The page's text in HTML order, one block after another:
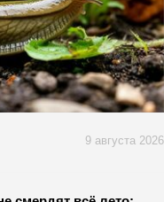
9 августа 2026